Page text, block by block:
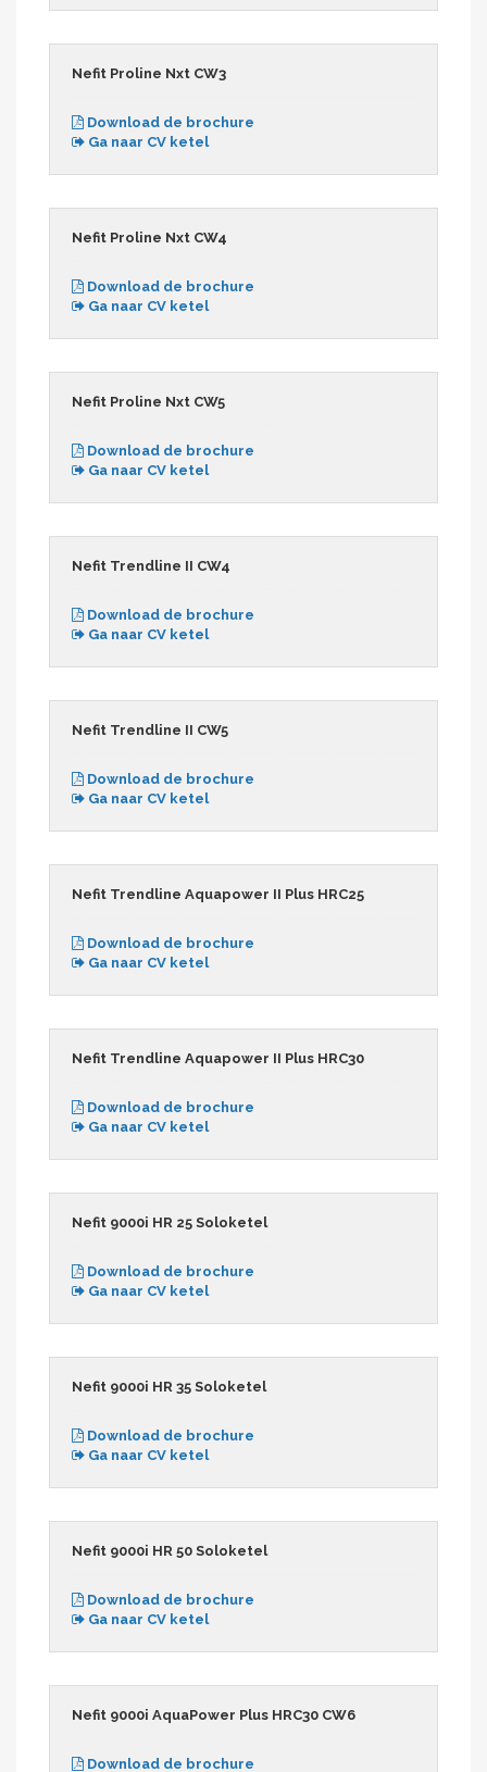
Nefit Proline Nxt CW3
Download de brochure
Ga naar CV ketel
Nefit Proline Nxt CW4
Download de brochure
Ga naar CV ketel
Nefit Proline Nxt CW5
Download de brochure
Ga naar CV ketel
Nefit Trendline II CW4
Download de brochure
Ga naar CV ketel
Nefit Trendline II CW5
Download de brochure
Ga naar CV ketel
Nefit Trendline Aquapower II Plus HRC25
Download de brochure
Ga naar CV ketel
Nefit Trendline Aquapower II Plus HRC30
Download de brochure
Ga naar CV ketel
Nefit 9000i HR 25 Soloketel
Download de brochure
Ga naar CV ketel
Nefit 9000i HR 35 Soloketel
Download de brochure
Ga naar CV ketel
Nefit 9000i HR 50 Soloketel
Download de brochure
Ga naar CV ketel
Nefit 9000i AquaPower Plus HRC30 CW6
Download de brochure